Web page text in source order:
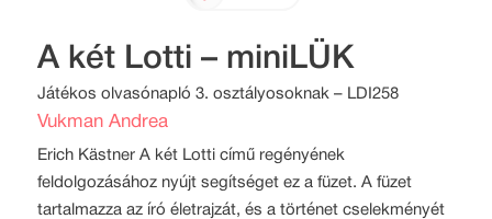
A két Lotti – miniLÜK
Játékos olvasónapló 3. osztályosoknak – LDI258
Vukman Andrea
Erich Kästner A két Lotti című regényének
feldolgozásához nyújt segítséget ez a füzet. A füzet
tartalmazza az író életrajzát, és a történet cselekményét